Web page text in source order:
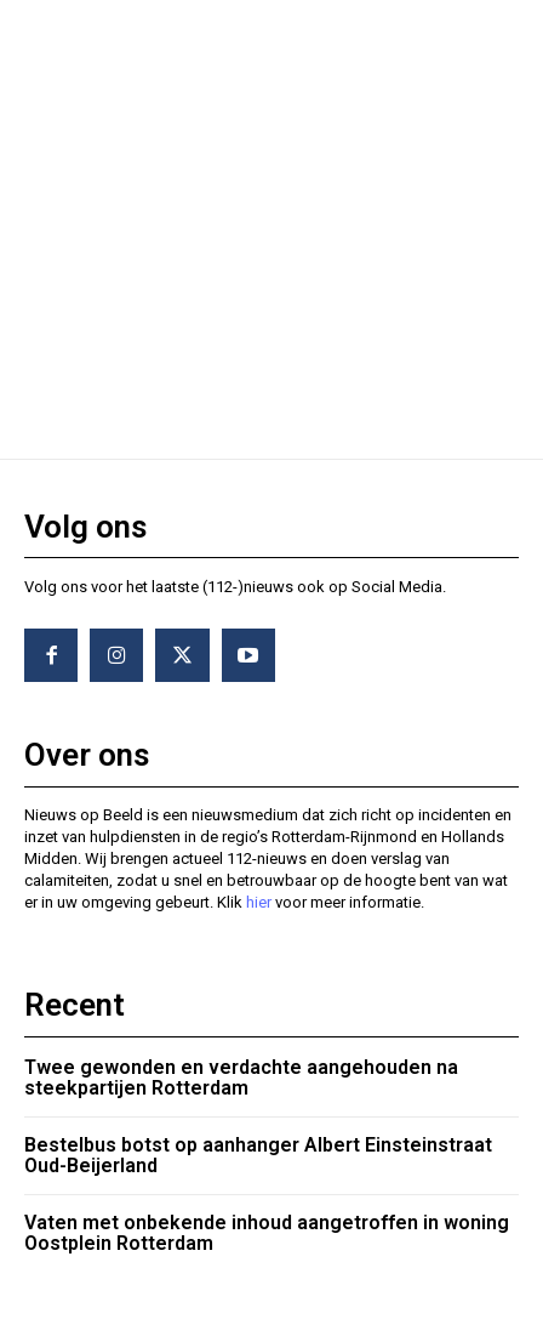
Volg ons
Volg ons voor het laatste (112-)nieuws ook op Social Media.
Over ons
Nieuws op Beeld is een nieuwsmedium dat zich richt op incidenten en
inzet van hulpdiensten in de regio’s Rotterdam-Rijnmond en Hollands
Midden. Wij brengen actueel 112-nieuws en doen verslag van
calamiteiten, zodat u snel en betrouwbaar op de hoogte bent van wat
er in uw omgeving gebeurt. Klik hiervoor meer informatie.
Recent
Twee gewonden en verdachte aangehouden na
steekpartijen Rotterdam
Bestelbus botst op aanhanger Albert Einsteinstraat
Oud-Beijerland
Vaten met onbekende inhoud aangetroffen in woning
Oostplein Rotterdam